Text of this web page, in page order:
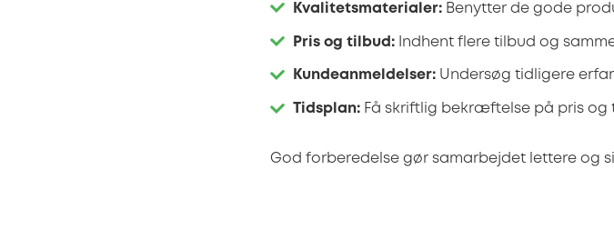
Kvalitetsmaterialer: Benytter de gode
Pris og tilbud: Indhent flere tilbud og
Kundeanmeldelser: Undersøg tidligere
Tidsplan: Få skriftlig bekræftelse på pris og
God forberedelse gør samarbejdet lettere og